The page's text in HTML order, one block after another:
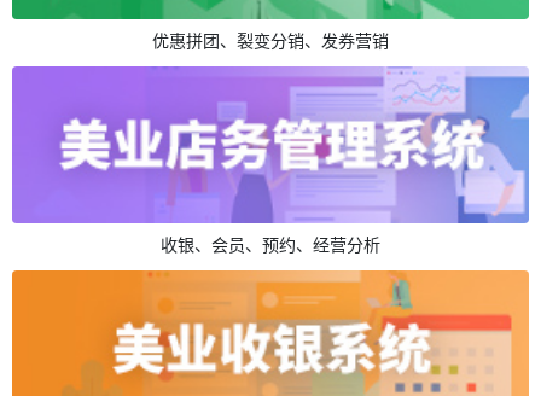
优惠拼团、裂变分销、发券营销
收银、会员、预约、经营分析